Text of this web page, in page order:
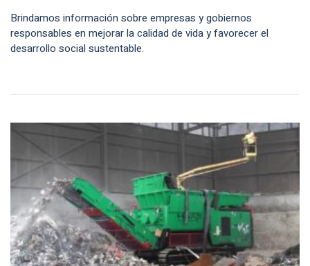
Brindamos información sobre empresas y gobiernos
responsables en mejorar la calidad de vida y favorecer el
desarrollo social sustentable.